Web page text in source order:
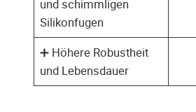
und schimmligen
Silikonfugen
➕ Höhere Robustheit
und Lebensdauer